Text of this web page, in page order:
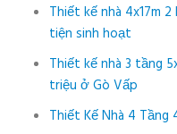
Thiết kế nhà 4x17m
tiện sinh hoạt
Thiết kế nhà 3 tầng
triệu ở Gò Vấp
Thiết Kế Nhà 4 Tầng